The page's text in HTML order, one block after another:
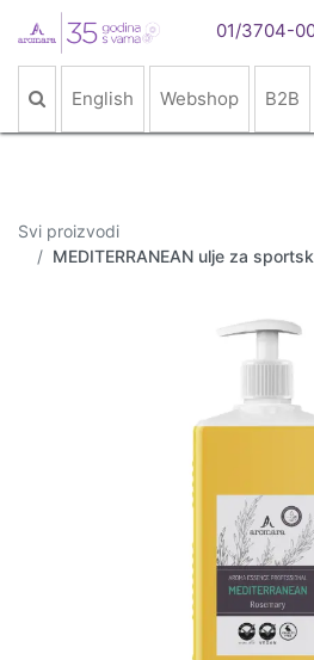
01/3704-
English Webshop B2B
Svi proizvodi
MEDITERRANEAN ulje za